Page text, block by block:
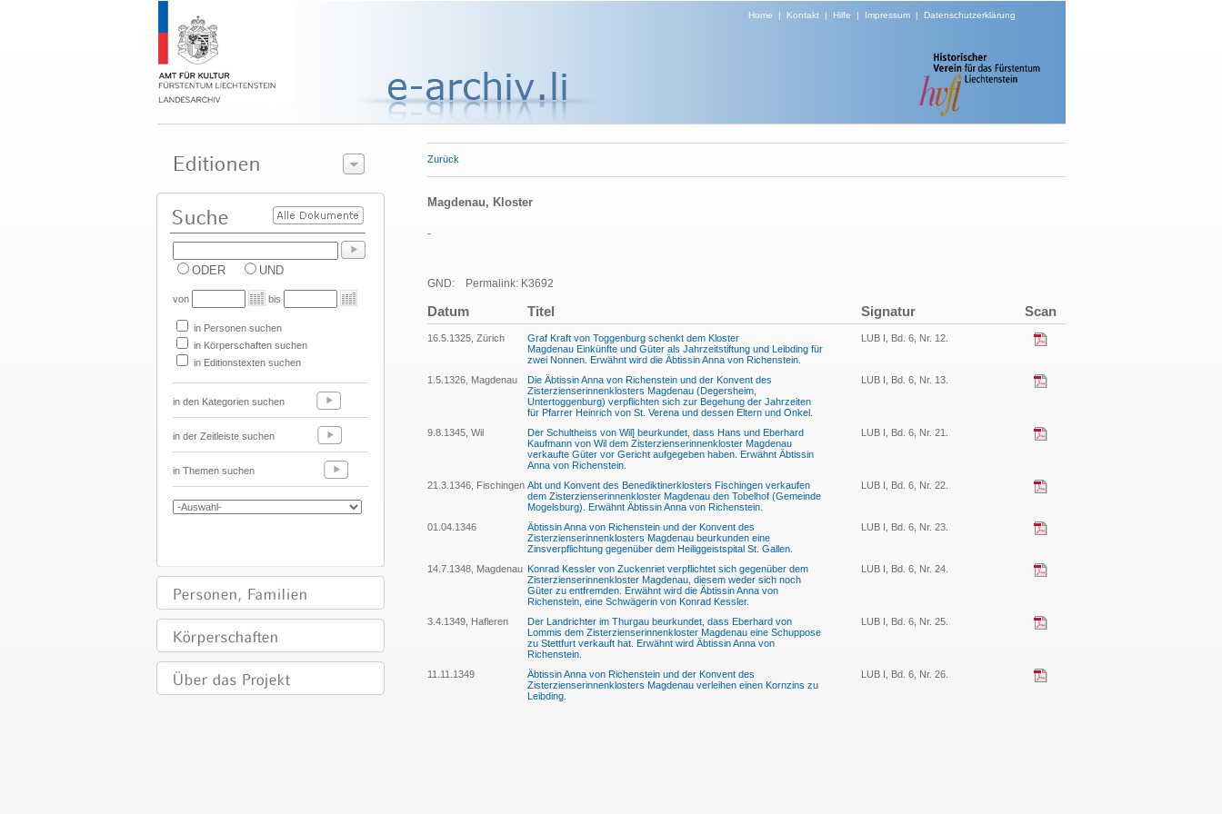
Home | Kontakt| Hilfe | Impressum| Datenschutzerklärung
ODER UND
von bis
in Personen suchen
in Körperschaften suchen
in Editionstexten suchen
in den Kategorien suchen
in der Zeitleiste suchen
in Themen suchen
Zurück
Magdenau, Kloster
-
GND: Permalink: K3692
Datum Titel Signatur Scan
16.5.1325, Zürich
Graf Kraft von Toggenburg schenkt dem Kloster
Magdenau Einkünfte und Güter als Jahrzeitstiftung und Leibding für
zwei Nonnen. Erwähnt wird die Äbtissin Anna von Richenstein.
LUB I, Bd. 6, Nr. 12.
1.5.1326, Magdenau
Die Äbtissin Anna von Richenstein und der Konvent des
Zisterzienserinnenklosters Magdenau (Degersheim,
Untertoggenburg) verpflichten sich zur Begehung der Jahrzeiten
für Pfarrer Heinrich von St. Verena und dessen Eltern und Onkel.
LUB I, Bd. 6, Nr. 13.
9.8.1345, Wil
Der Schultheiss von Wil] beurkundet, dass Hans und Eberhard
Kaufmann von Wil dem Zisterzienserinnenkloster Magdenau
verkaufte Güter vor Gericht aufgegeben haben. Erwähnt Äbtissin
Anna von Richenstein.
LUB I, Bd. 6, Nr. 21.
21.3.1346, Fischingen Abt und Konvent des Benediktinerklosters Fischingen verkaufen
dem Zisterzienserinnenkloster Magdenau den Tobelhof (Gemeinde
Mogelsburg). Erwähnt Äbtissin Anna von Richenstein.
LUB I, Bd. 6, Nr. 22.
01.04.1346
Äbtissin Anna von Richenstein und der Konvent des
Zisterzienserinnenklosters Magdenau beurkunden eine
Zinsverpflichtung gegenüber dem Heiliggeistspital St. Gallen.
LUB I, Bd. 6, Nr. 23.
14.7.1348, Magdenau Konrad Kessler von Zuckenriet verpflichtet sich gegenüber dem
Zisterzienserinnenkloster Magdenau, diesem weder sich noch
Güter zu entfremden. Erwähnt wird die Äbtissin Anna von
Richenstein, eine Schwägerin von Konrad Kessler.
LUB I, Bd. 6, Nr. 24.
3.4.1349, Hafleren
Der Landrichter im Thurgau beurkundet, dass Eberhard von
Lommis dem Zisterzienserinnenkloster Magdenau eine Schuppose
zu Stettfurt verkauft hat. Erwähnt wird Äbtissin Anna von
Richenstein.
LUB I, Bd. 6, Nr. 25.
11.11.1349
Äbtissin Anna von Richenstein und der Konvent des
Zisterzienserinnenklosters Magdenau verleihen einen Kornzins zu
Leibding.
LUB I, Bd. 6, Nr. 26.